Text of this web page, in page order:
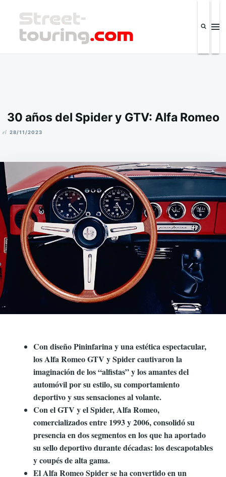
contenido
30 años del Spider y GTV: Alfa Romeo
E
el 28/11/2023
Con diseño Pininfarina y una estética espectacular,
los Alfa Romeo GTV y Spider cautivaron la
imaginación de los “alfistas” y los amantes del
automóvil por su estilo, su comportamiento
deportivo y sus sensaciones al volante.
Con el GTV y el Spider, Alfa Romeo,
comercializados entre 1993 y 2006, consolidó su
presencia en dos segmentos en los que ha aportado
su sello deportivo durante décadas: los descapotables
y coupés de alta gama.
El Alfa Romeo Spider se ha convertido en un